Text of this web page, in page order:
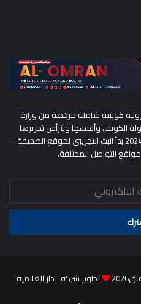
كويتية شاملة مرخصة من وزارة
الكويت، وأسسها ويترأس تحريرها
الكاتب/ مطلق الحريجي ، وفي مايو 2024 بدأ البث التجريبي لموقع الصحيفة
التواصل المختلفة.
تطوير شركة الدار العالمية